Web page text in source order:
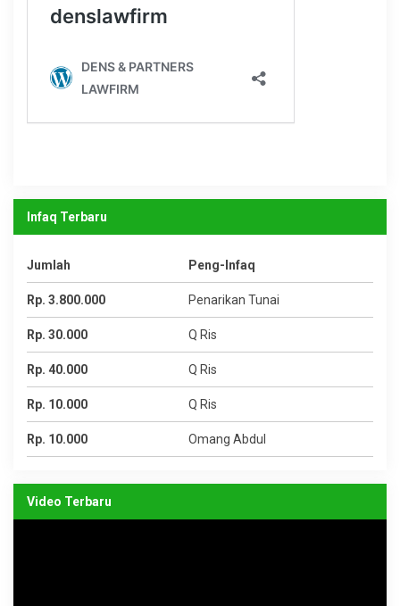
Infaq Terbaru
Jumlah Peng-Infaq
Rp. 3.800.000 Penarikan Tunai
Rp. 30.000 Q Ris
Rp. 40.000 Q Ris
Rp. 10.000 Q Ris
Rp. 10.000 Omang Abdul
Video Terbaru